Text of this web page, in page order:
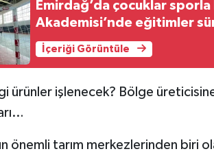
Emirdağ’da çocuklar
Akademisi’nde eğitimler
İçeriği Görüntüle
ürünler işlenecek? Bölge
önemli tarım merkezlerinden biri